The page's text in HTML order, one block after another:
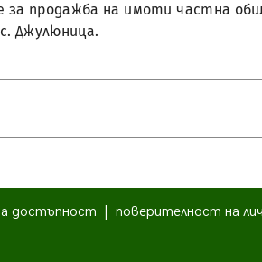
за продажба на имоти частна
Джулюница.
достъпност поверителност на